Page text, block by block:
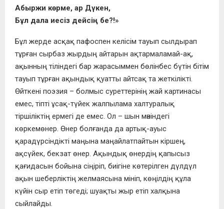
Абыржи көрме, ар Дүкен,
Бұл дала иесіз дейсің бе?!»
Бұл жерде асқақ пафоспен келісім тауып сылдырап
тұрған сырбаз жырдың айтарын ақтармаламай-ақ,
ақынның тіліндегі бар жарасыммен бөлінбес бүтін бітім
тауып тұрған ақындық қуатты айтсақ та жеткілікті.
Өйткені поэзия – болмыс суреттерінің жай картинасы
емес, тіпті ұсақ-түйек жалпылама халтуралық
тіршіліктің ермегі де емес. Ол – шын мәніндегі
көркемөнер. Өнер болғанда да артық-ауыс
қарадүрсіндікті маңына маңайлатпайтын кіршең,
ақсүйек, бекзат өнер. Ақындық өнердің қапысыз
қағидасын бойына сіңіріп, биігіне көтерілген дүлдүл
ақын шеберліктің желмаясына мініп, көңілдің құла
күйін сыр етіп төгеді; шуақты жыр етіп халқына
сыйлайды.